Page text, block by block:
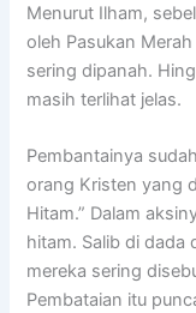
Menurut Ilham,
oleh Pasukan
sering dipanah.
masih terlihat jelas.
Pembantainya
orang Kristen yang
Hitam.” Dalam
hitam. Salib di dada
mereka sering
Pembataian itu